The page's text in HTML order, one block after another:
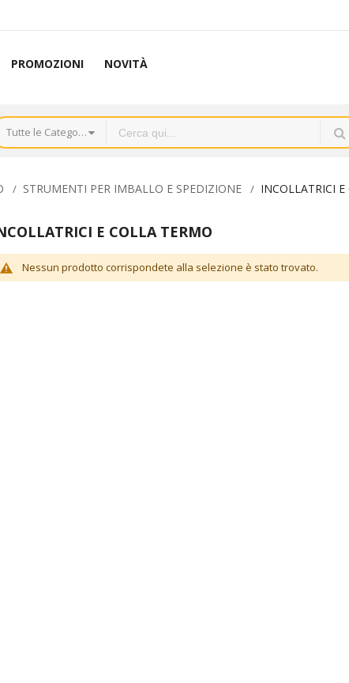
PROMOZIONI NOVITÀ
Tutte le Categorie
STRUMENTI PER IMBALLO E SPEDIZIONE INCOLLATRICI
E COLLA TERMO
Nessun prodotto corrispondete alla selezione è stato trovato.